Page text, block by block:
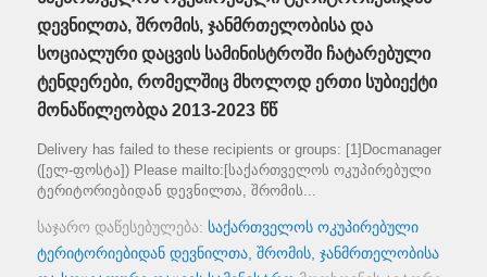
დევნილთა, შრომის, ჯანმრთელობისა და
სოციალური დაცვის სამინისტროში ჩატარებული
ტენდერები, რომელშიც მხოლოდ ერთი სუბიექტი
მონაწილეობდა 2013-2023 წწ
Delivery has failed to these recipients or groups: [1]Docmanager
([ელ-ფოსტა]) Please mailto:[საქართველოს ოკუპირებული
ტერიტორიებიდან დევნილთა, შრომის...
საჯარო დაწესებულება: საქართველოს ოკუპირებული
ტერიტორიებიდან დევნილთა, შრომის, ჯანმრთელობისა